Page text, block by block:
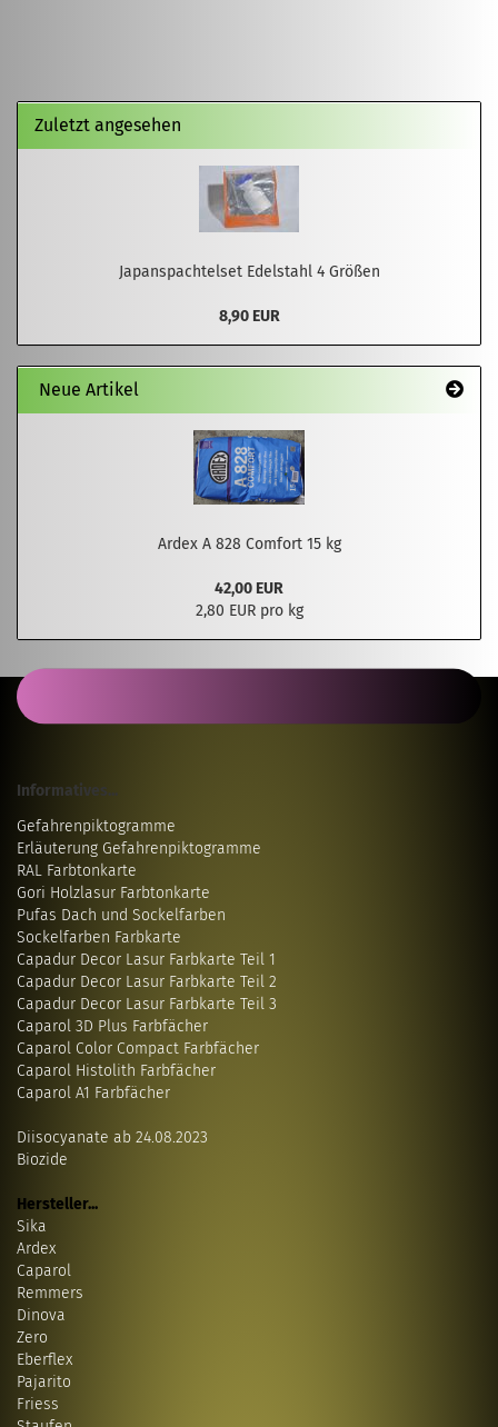
Zuletzt angesehen
Japanspachtelset Edelstahl 4 Größen
8,90 EUR
Neue Artikel
Ardex A 828 Comfort 15 kg
42,00 EUR
2,80 EUR pro kg
Informatives...
Gefahrenpiktogramme
Erläuterung Gefahrenpiktogramme
RAL Farbtonkarte
Gori Holzlasur Farbtonkarte
Pufas Dach und Sockelfarben
Sockelfarben Farbkarte
Capadur Decor Lasur Farbkarte Teil 1
Capadur Decor Lasur Farbkarte Teil 2
Capadur Decor Lasur Farbkarte Teil 3
Caparol 3D Plus Farbfächer
Caparol Color Compact Farbfächer
Caparol Histolith Farbfächer
Caparol A1 Farbfächer
Diisocyanate ab 24.08.2023
Biozide
Hersteller...
Sika
Ardex
Caparol
Remmers
Dinova
Zero
Eberflex
Pajarito
Friess